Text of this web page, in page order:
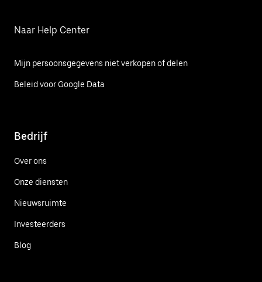
Naar Help Center
Mijn persoonsgegevens niet verkopen of delen
Beleid voor Google Data
Bedrijf
Over ons
Onze diensten
Nieuwsruimte
Investeerders
Blog